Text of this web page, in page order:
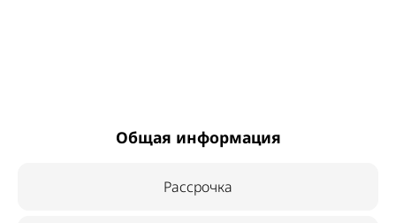
Общая информация
Рассрочка